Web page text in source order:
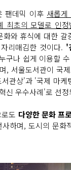
팬데믹 이후 새롭
최초의 모델로 인정
와 휴식에 대한 갈
리매김한 것이다. '
구나 쉽게 이용할
, 서울도서관이 국
관상'과 '국제 마케
신 우수사례'로 선
도 다양한 문화 프
하며, 도시의 문화